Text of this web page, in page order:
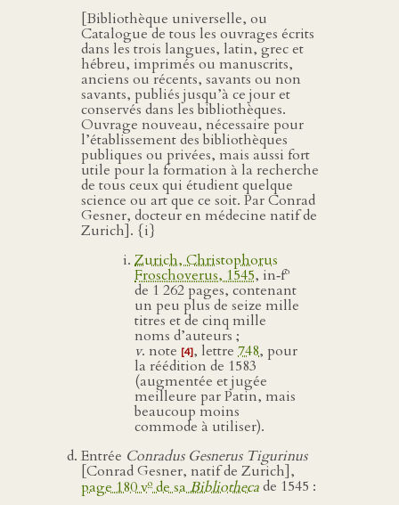
[Bibliothèque universelle, ou
Catalogue de tous les ouvrages écrits
dans les trois langues, latin, grec et
hébreu, imprimés ou manuscrits,
anciens ou récents, savants ou non
savants, publiés jusqu’à ce jour et
conservés dans les bibliothèques.
Ouvrage nouveau, nécessaire pour
l’établissement des bibliothèques
publiques ou privées, mais aussi fort
utile pour la formation à la recherche
de tous ceux qui étudient quelque
science ou art que ce soit. Par Conrad
Gesner, docteur en médecine natif de
Zurich]. {i}
Zurich, Christophorus
Froschoverus, 1545, in‑fo
de 1 262 pages, contenant
un peu plus de seize mille
titres et de cinq mille
noms d’auteurs ;
v. note [4], lettre 748, pour
la réédition de 1583
(augmentée et jugée
meilleure par Patin, mais
beaucoup moins
commode à utiliser).
Entrée Conradus Gesnerus Tigurinus
[Conrad Gesner, natif de Zurich],
page 180 vode saBibliothecade 1545 :